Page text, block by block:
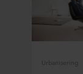
Urbanisering